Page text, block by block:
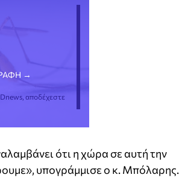
αποδέχεστε
ότι η χώρα σε αυτή την
υπογράμμισε ο κ. Μπόλαρης.